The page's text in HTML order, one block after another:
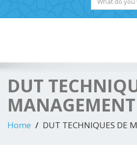
DUT
MANAGEMENT
Home DUT TECHNIQUES DE